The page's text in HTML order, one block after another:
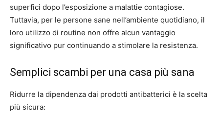
superfici dopo l’esposizione a malattie contagiose.
Tuttavia, per le persone sane nell’ambiente quotidiano, il
loro utilizzo di routine non offre alcun vantaggio
significativo pur continuando a stimolare la resistenza.
Semplici scambi per una casa più sana
Ridurre la dipendenza dai prodotti antibatterici è la scelta
più sicura: